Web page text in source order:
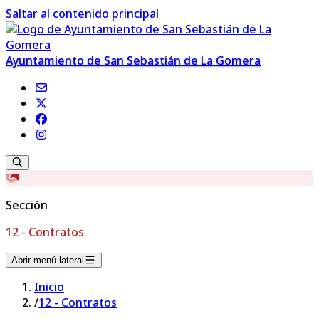
Saltar al contenido principal
Ayuntamiento de San Sebastián de La Gomera
Sección
12 - Contratos
Abrir menú lateral
Inicio
/12 - Contratos